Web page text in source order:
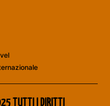
TUTTI I DIRITTI